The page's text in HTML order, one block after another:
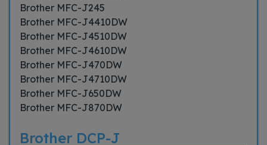
Brother MFC-J245
Brother MFC-J4410DW
Brother MFC-J4510DW
Brother MFC-J4610DW
Brother MFC-J470DW
Brother MFC-J4710DW
Brother MFC-J650DW
Brother MFC-J870DW
Brother DCP-J